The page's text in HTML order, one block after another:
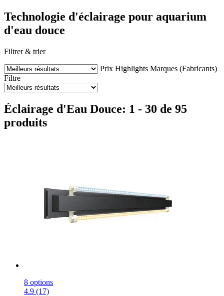
Technologie d'éclairage pour aquarium
d'eau douce
Filtrer & trier
Prix Highlights Marques (Fabricants)
Filtre
Éclairage d'Eau Douce: 1 - 30 de 95
produits
8 options
4.9 (17)